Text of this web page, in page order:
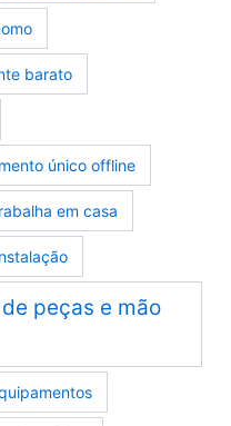
barato
único offline
em casa
peças e mão